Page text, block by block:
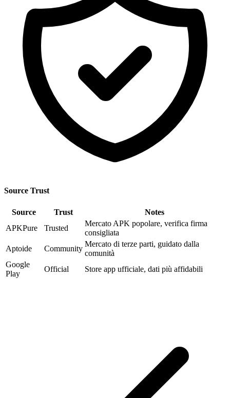
Source Trust
Source Trust
Notes
APKPure
Trusted
Mercato APK popolare, verifica firma
consigliata
Aptoide
Community
Mercato di terze parti, guidato dalla
comunità
Google
Play
Official Store app ufficiale, dati più affidabili